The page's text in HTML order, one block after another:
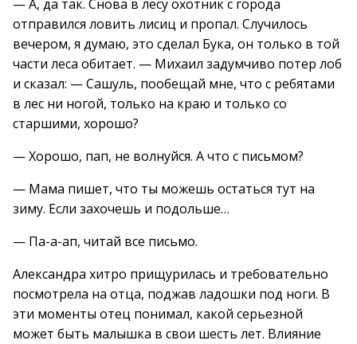
— А, да так. Снова в лесу охотник с города
отправился ловить лисиц и пропал. Случилось
вечером, я думаю, это сделал Бука, он только в той
части леса обитает. — Михаил задумчиво потер лоб
и сказал: — Сашуль, пообещай мне, что с ребятами
в лес ни ногой, только на краю и только со
старшими, хорошо?
— Хорошо, пап, не волнуйся. А что с письмом?
— Мама пишет, что ты можешь остаться тут на
зиму. Если захочешь и подольше…
— Па-а-ап, читай все письмо.
Александра хитро прищурилась и требовательно
посмотрела на отца, поджав ладошки под ноги. В
эти моменты отец понимал, какой серьезной
может быть малышка в свои шесть лет. Влияние